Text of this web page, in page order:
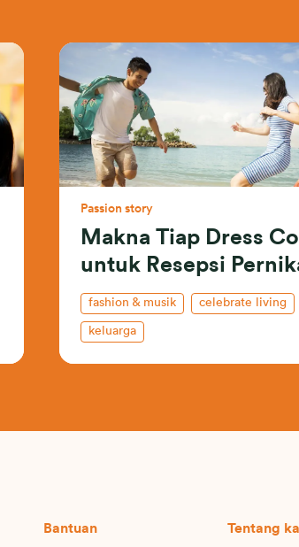
Passion story
Makna Tiap Dress
untuk Resepsi
fashion & musik celebrate living
keluarga
Bantuan Tentang